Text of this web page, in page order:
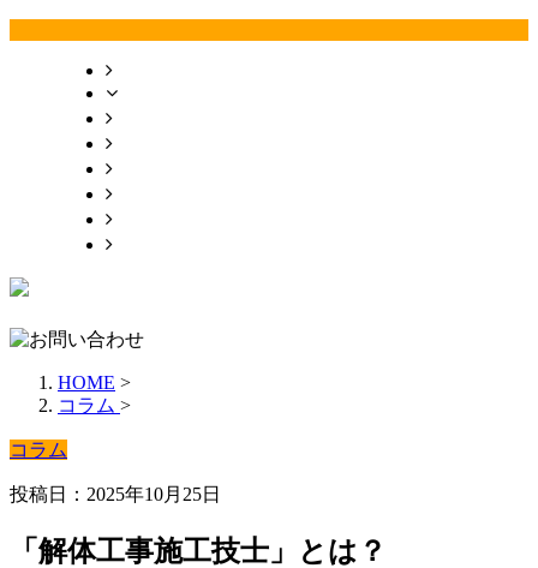
HOME >
コラム >
コラム
投稿日：2025年10月25日
「解体工事施工技士」とは？